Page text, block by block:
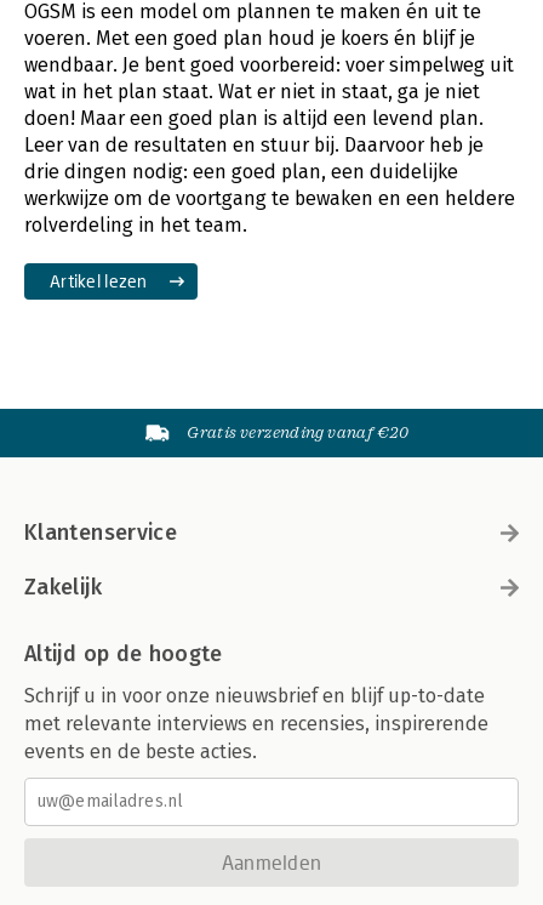
OGSM is een model om plannen te maken én uit te
voeren. Met een goed plan houd je koers én blijf je
wendbaar. Je bent goed voorbereid: voer simpelweg uit
wat in het plan staat. Wat er niet in staat, ga je niet
doen! Maar een goed plan is altijd een levend plan.
Leer van de resultaten en stuur bij. Daarvoor heb je
drie dingen nodig: een goed plan, een duidelijke
werkwijze om de voortgang te bewaken en een heldere
rolverdeling in het team.
Artikel lezen
Gratis verzending vanaf €20
Klantenservice
Zakelijk
Altijd op de hoogte
Schrijf u in voor onze nieuwsbrief en blijf up-to-date
met relevante interviews en recensies, inspirerende
events en de beste acties.
Aanmelden